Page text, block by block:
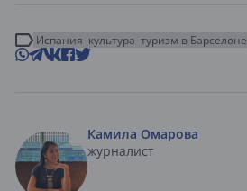
Испания культура туризм в Барселоне
Камила Омарова
журналист